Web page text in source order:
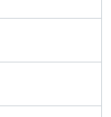
för